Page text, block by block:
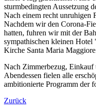
sturmbedingten Aussetzung
Nach einem recht unruhigen
Nachdem wir den Corona-
hatten, fuhren wir mit der
sympathischen kleinen Hotel
Kirche Santa Maria
Nach Zimmerbezug, Einkauf
Abendessen fielen alle
ambitionierte Programm der
Zurück